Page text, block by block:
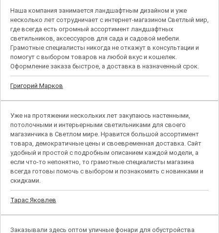
Наша компания занимается ландшафтным дизайном и уже
несколько лет сотрудничает с интернет-магазином Светлый мир,
где всегда есть огромный ассортимент ландшафтных
светильников, аксессуаров для сада и садовой мебели.
Грамотные специалисты никогда не откажут в консультации и
помогут с выбором товаров на любой вкус и кошелек.
Оформление заказа быстрое, а доставка в назначенный срок.
Григорий Марков
Уже на протяжении нескольких лет закупаюсь настенными,
потолочными и интерьерными светильниками для своего
магазинчика в Светлом мире. Нравится большой ассортимент
товара, демократичные цены и своевременная доставка. Сайт
удобный и простой с подробным описанием каждой модели, а
если что-то непонятно, то грамотные специалисты магазина
всегда готовы помочь с выбором и познакомить с новинками и
скидками.
Тарас Яковлев
Заказывали здесь оптом уличные фонари для обустройства